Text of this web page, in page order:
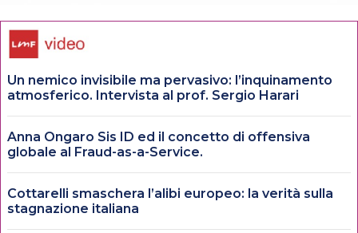
Un nemico invisibile ma pervasivo: l’inquinamento
atmosferico. Intervista al prof. Sergio Harari
Anna Ongaro Sis ID ed il concetto di offensiva
globale al Fraud-as-a-Service.
Cottarelli smaschera l’alibi europeo: la verità sulla
stagnazione italiana